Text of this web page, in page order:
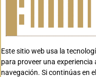
Este sitio web usa la
para proveer una experiencia
navegación. Si continúas en